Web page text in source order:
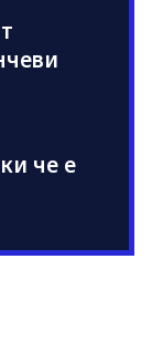
че е